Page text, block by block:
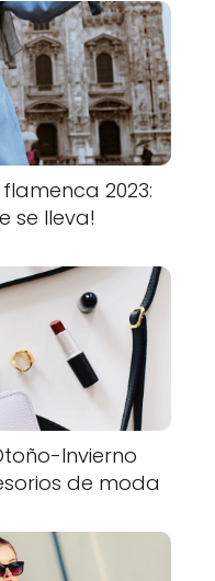
2023:
se lleva!
Invierno
de moda